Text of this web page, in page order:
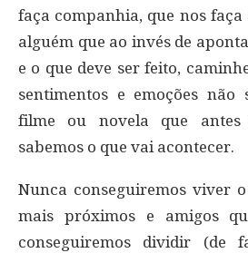
faça companhia, que nos
alguém que ao invés de
e o que deve ser feito,
sentimentos e emoções
filme ou novela que antes
sabemos o que vai acontecer.
Nunca conseguiremos viver
mais próximos e amigos
conseguiremos dividir (de